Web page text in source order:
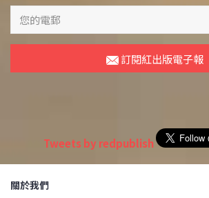
訂閱紅出版電子報
Tweets by redpublish
關於我們